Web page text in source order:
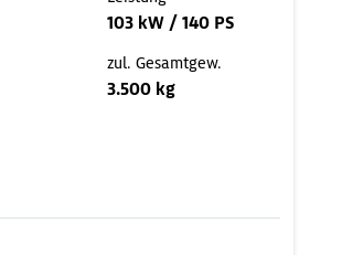
103 kW / 140 PS
zul. Gesamtgew.
3.500 kg